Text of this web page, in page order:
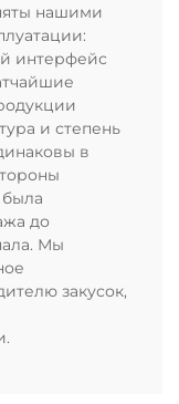
нашими
интерфейс
и степень
в
до
Мы
закусок,